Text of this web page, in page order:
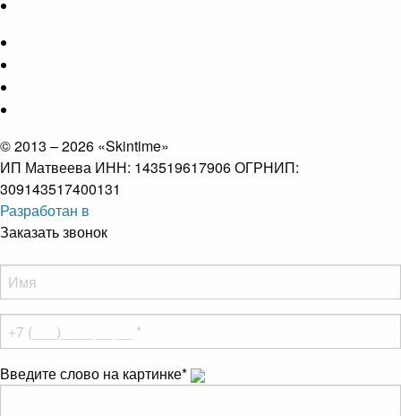
© 2013 – 2026 «Skintime»
ИП Матвеева ИНН: 143519617906 ОГРНИП:
309143517400131
Разработан в
Заказать звонок
Введите слово на картинке*